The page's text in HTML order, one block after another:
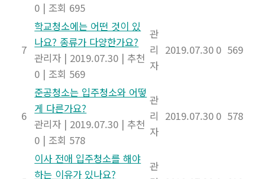
0 | 조회 695
7
학교청소에는 어떤 것이 있
나요? 종류가 다양한가요?
관리자 | 2019.07.30 | 추천
0 | 조회 569
관
리
자
2019.07.30 0 569
6
준공청소는 입주청소와 어떻
게 다른가요?
관리자 | 2019.07.30 | 추천
0 | 조회 578
관
리
자
2019.07.30 0 578
이사 전애 입주청소를 해야
하는 이유가 있나요?
관